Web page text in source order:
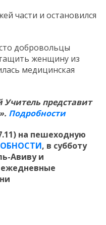
части и остановился
добровольцы
женщину из
медицинская
Учитель представит
Подробности
на пешеходную
, в субботу
Авиву и
ежедневные